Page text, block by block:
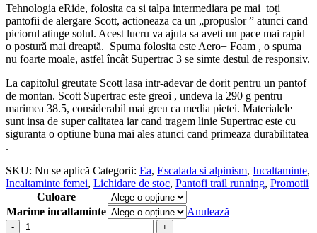
Tehnologia eRide, folosita ca si talpa intermediara pe mai toți
pantofii de alergare Scott, actioneaza ca un „propuslor ” atunci cand
piciorul atinge solul. Acest lucru va ajuta sa aveti un pace mai rapid
o postură mai dreaptă. Spuma folosita este Aero+ Foam , o spuma
nu foarte moale, astfel încât Supertrac 3 se simte destul de responsiv.
La capitolul greutate Scott lasa intr-adevar de dorit pentru un pantof
de montan. Scott Supertrac este greoi , undeva la 290 g pentru
marimea 38.5, considerabil mai greu ca media pietei. Materialele
sunt insa de super calitatea iar cand tragem linie Supertrac este cu
siguranta o optiune buna mai ales atunci cand primeaza durabilitatea
.
SKU: Nu se aplică Categorii: Ea, Escalada si alpinism, Incaltaminte,
Incaltaminte femei, Lichidare de stoc, Pantofi trail running, Promotii
Culoare
Marime incaltaminte
Anulează
-
+